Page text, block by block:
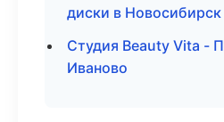
диски в Новосибирск
Студия Beauty Vita -
Иваново